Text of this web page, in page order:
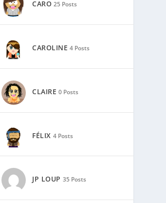
CARO 25 Posts
CAROLINE 4 Posts
CLAIRE 0 Posts
FÉLIX 4 Posts
JP LOUP 35 Posts